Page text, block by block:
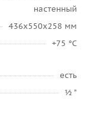
настенный
436x550x258 мм
+75 °С
есть
½ "